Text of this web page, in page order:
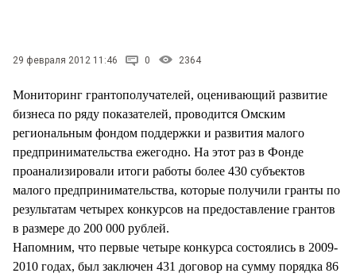
29 февраля 2012 11:46 0 2364
Мониторинг грантополучателей, оценивающий развитие
бизнеса по ряду показателей, проводится Омским
региональным фондом поддержки и развития малого
предпринимательства ежегодно. На этот раз в Фонде
проанализировали итоги работы более 430 субъектов
малого предпринимательства, которые получили гранты по
результатам четырех конкурсов на предоставление грантов
в размере до 200 000 рублей.
Напомним, что первые четыре конкурса состоялись в 2009-
2010 годах, был заключен 431 договор на сумму порядка 86